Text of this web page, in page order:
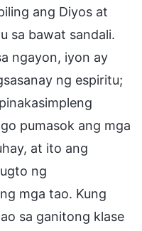
ang Diyos at
sa bawat sandali.
ngayon, iyon ay
ng espiritu;
pumasok ang mga
at ito ang
ng
mga tao. Kung
sa ganitong klase